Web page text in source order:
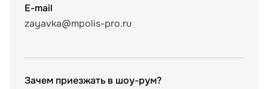
E-mail
zayavka@mpolis-pro.ru
Зачем приезжать в шоу-рум?